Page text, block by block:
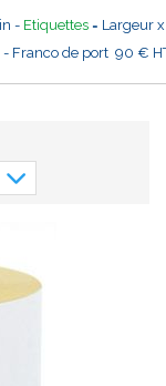
- Etiquettes= Largeur x
Franco de port 90 €